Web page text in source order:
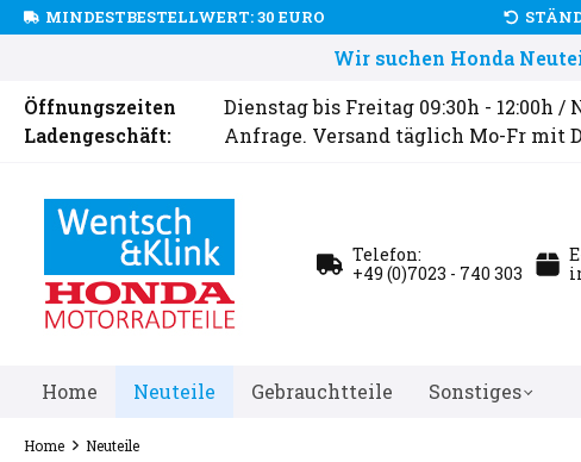
MINDESTBESTELLWERT: 30 EURO
Wir suchen Honda
Öffnungszeiten
Ladengeschäft:
Dienstag bis Freitag 09:30h - 12:00h
Anfrage. Versand täglich Mo-Fr mit
Telefon:
+49 (0)7023 - 740 303
Home Neuteile Gebrauchtteile Sonstiges
Home Neuteile